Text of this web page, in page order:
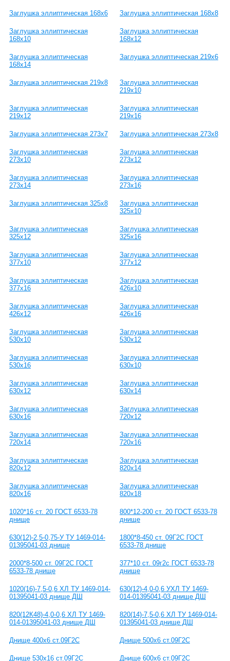
Заглушка эллиптическая 168х6 Заглушка эллиптическая 168х8
Заглушка эллиптическая
168х10
Заглушка эллиптическая
168х12
Заглушка эллиптическая
168х14
Заглушка эллиптическая 219х6
Заглушка эллиптическая 219х8
Заглушка эллиптическая
219х10
Заглушка эллиптическая
219х12
Заглушка эллиптическая
219х16
Заглушка эллиптическая 273х7 Заглушка эллиптическая 273х8
Заглушка эллиптическая
273х10
Заглушка эллиптическая
273х12
Заглушка эллиптическая
273х14
Заглушка эллиптическая
273х16
Заглушка эллиптическая 325х8
Заглушка эллиптическая
325х10
Заглушка эллиптическая
325х12
Заглушка эллиптическая
325х16
Заглушка эллиптическая
377х10
Заглушка эллиптическая
377х12
Заглушка эллиптическая
377х16
Заглушка эллиптическая
426х10
Заглушка эллиптическая
426х12
Заглушка эллиптическая
426х16
Заглушка эллиптическая
530х10
Заглушка эллиптическая
530х12
Заглушка эллиптическая
530х16
Заглушка эллиптическая
630х10
Заглушка эллиптическая
630х12
Заглушка эллиптическая
630х14
Заглушка эллиптическая
630х16
Заглушка эллиптическая
720х12
Заглушка эллиптическая
720х14
Заглушка эллиптическая
720х16
Заглушка эллиптическая
820х12
Заглушка эллиптическая
820х14
Заглушка эллиптическая
820х16
Заглушка эллиптическая
820х18
1020*16 ст. 20 ГОСТ 6533-78
днище
800*12-200 ст. 20 ГОСТ 6533-78
днище
630(12)-2,5-0,75-У ТУ 1469-014-
01395041-03 днище
1800*8-450 ст. 09Г2С ГОСТ
6533-78 днище
2000*8-500 ст. 09Г2С ГОСТ
6533-78 днище
377*10 ст. 09г2с ГОСТ 6533-78
днище
1020(16)-7,5-0,6 ХЛ ТУ 1469-014-
01395041-03 днище ДШ
630(12)-4,0-0,6 УХЛ ТУ 1469-
014-01395041-03 днище ДШ
820(12К48)-4,0-0,6 ХЛ ТУ 1469-
014-01395041-03 днище ДШ
820(14)-7,5-0,6 ХЛ ТУ 1469-014-
01395041-03 днище ДШ
Днище 400х6 ст.09Г2С Днище 500х6 ст.09Г2С
Днище 530х16 ст.09Г2С Днище 600х6 ст.09Г2С